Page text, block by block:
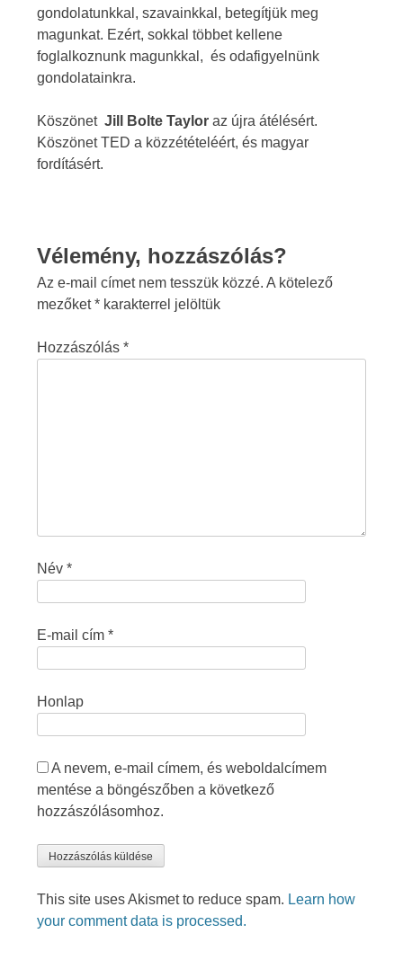
gondolatunkkal, szavainkkal, betegítjük meg
magunkat. Ezért, sokkal többet kellene
foglalkoznunk magunkkal, és odafigyelnünk
gondolatainkra.
KöszönetJill Bolte Taylor az újra átélésért.
Köszönet TED a közzétételéért, és magyar
fordításért.
Vélemény, hozzászólás?
Az e-mail címet nem tesszük közzé. A kötelező
mezőket* karakterrel jelöltük
Hozzászólás*
Név*
E-mail cím*
Honlap
A nevem, e-mail címem, és weboldalcímem
mentése a böngészőben a következő
hozzászólásomhoz.
This site uses Akismet to reduce spam. Learn how
your comment data is processed.